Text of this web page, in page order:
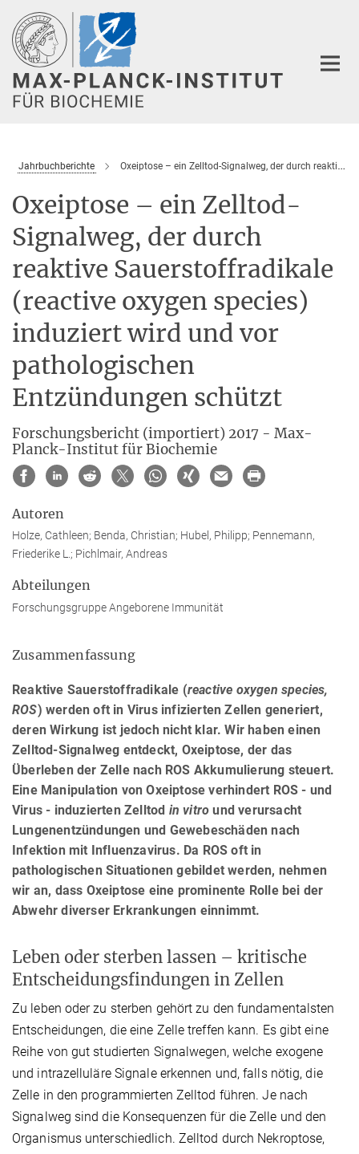
Hauptinhalt
Jahrbuchberichte Oxeiptose – ein Zelltod-Signalweg, der durch reaktive Sauerstoffradikale (reactive oxygen species) induziert wird und vor pathologischen Entzündungen schützt
Oxeiptose – ein Zelltod-
Signalweg, der durch
reaktive Sauerstoffradikale
(reactive oxygen species)
induziert wird und vor
pathologischen
Entzündungen schützt
Forschungsbericht (importiert) 2017 - Max-
Planck-Institut für Biochemie
Autoren
Holze, Cathleen; Benda, Christian; Hubel, Philipp; Pennemann,
Friederike L.; Pichlmair, Andreas
Abteilungen
Forschungsgruppe Angeborene Immunität
Zusammenfassung
Reaktive Sauerstoffradikale (reactive oxygen species,
ROS) werden oft in Virus infizierten Zellen generiert,
deren Wirkung ist jedoch nicht klar. Wir haben einen
Zelltod-Signalweg entdeckt, Oxeiptose, der das
Überleben der Zelle nach ROS Akkumulierung steuert.
Eine Manipulation von Oxeiptose verhindert ROS - und
Virus - induzierten Zelltod in vitro und verursacht
Lungenentzündungen und Gewebeschäden nach
Infektion mit Influenzavirus. Da ROS oft in
pathologischen Situationen gebildet werden, nehmen
wir an, dass Oxeiptose eine prominente Rolle bei der
Abwehr diverser Erkrankungen einnimmt.
Leben oder sterben lassen – kritische
Entscheidungsfindungen in Zellen
Zu leben oder zu sterben gehört zu den fundamentalsten
Entscheidungen, die eine Zelle treffen kann. Es gibt eine
Reihe von gut studierten Signalwegen, welche exogene
und intrazelluläre Signale erkennen und, falls nötig, die
Zelle in den programmierten Zelltod führen. Je nach
Signalweg sind die Konsequenzen für die Zelle und den
Organismus unterschiedlich. Zelltod durch Nekroptose,